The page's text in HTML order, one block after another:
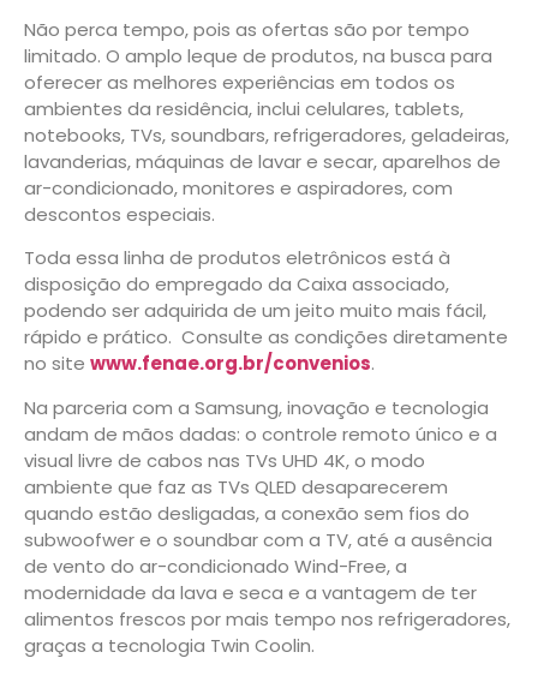
Não perca tempo, pois as ofertas são por tempo
limitado. O amplo leque de produtos, na busca para
oferecer as melhores experiências em todos os
ambientes da residência, inclui celulares, tablets,
notebooks, TVs, soundbars, refrigeradores, geladeiras,
lavanderias, máquinas de lavar e secar, aparelhos de
ar-condicionado, monitores e aspiradores, com
descontos especiais.
Toda essa linha de produtos eletrônicos está à
disposição do empregado da Caixa associado,
podendo ser adquirida de um jeito muito mais fácil,
rápido e prático. Consulte as condições diretamente
no site www.fenae.org.br/convenios.
Na parceria com a Samsung, inovação e tecnologia
andam de mãos dadas: o controle remoto único e a
visual livre de cabos nas TVs UHD 4K, o modo
ambiente que faz as TVs QLED desaparecerem
quando estão desligadas, a conexão sem fios do
subwoofwer e o soundbar com a TV, até a ausência
de vento do ar-condicionado Wind-Free, a
modernidade da lava e seca e a vantagem de ter
alimentos frescos por mais tempo nos refrigeradores,
graças a tecnologia Twin Coolin.